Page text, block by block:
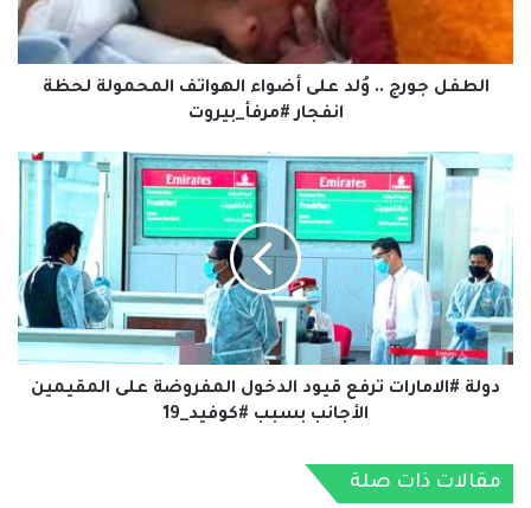
المحمولة
لحظة
انفجارالطفل جورج .. وُلد على أضواء الهواتف المحمولة لحظة
انفجار #مرفأ_بيروت
دولة
#الامارات
قيود
الدخول
المفروضة
على
المقيمين
الأجانب
بسبب
دولة #الامارات ترفع قيود الدخول المفروضة على المقيمين
الأجانب بسبب #كوفيد_19
مقالات ذات صلة